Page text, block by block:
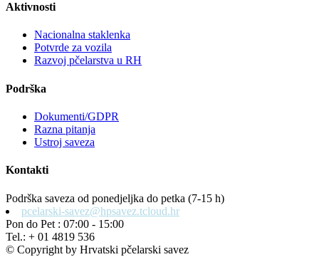
Aktivnosti
Nacionalna staklenka
Potvrde za vozila
Razvoj pčelarstva u RH
Podrška
Dokumenti/GDPR
Razna pitanja
Ustroj saveza
Kontakti
Podrška saveza od ponedjeljka do petka (7-15 h)
pcelarski-savez@hpsavez.tcloud.hr
Pon do Pet : 07:00 - 15:00
Tel.: + 01 4819 536
© Copyright by Hrvatski pčelarski savez